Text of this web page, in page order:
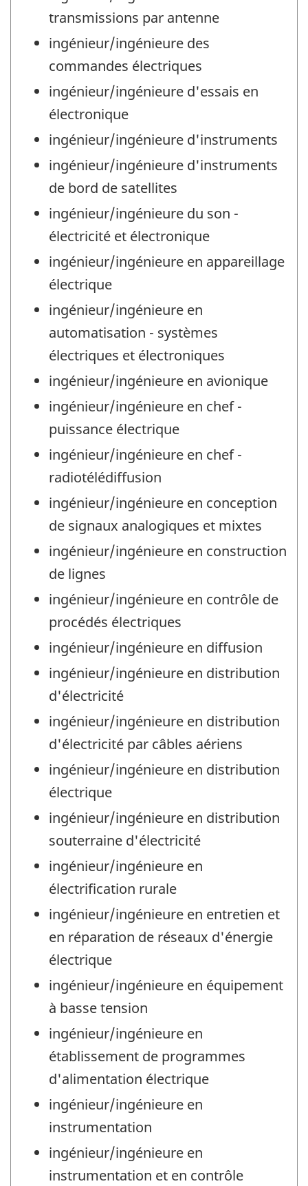
transmissions par antenne
ingénieur/ingénieure des
commandes électriques
ingénieur/ingénieure d'essais en
électronique
ingénieur/ingénieure d'instruments
ingénieur/ingénieure d'instruments
de bord de satellites
ingénieur/ingénieure du son -
électricité et électronique
ingénieur/ingénieure en appareillage
électrique
ingénieur/ingénieure en
automatisation - systèmes
électriques et électroniques
ingénieur/ingénieure en avionique
ingénieur/ingénieure en chef -
puissance électrique
ingénieur/ingénieure en chef -
radiotélédiffusion
ingénieur/ingénieure en conception
de signaux analogiques et mixtes
ingénieur/ingénieure en construction
de lignes
ingénieur/ingénieure en contrôle de
procédés électriques
ingénieur/ingénieure en diffusion
ingénieur/ingénieure en distribution
d'électricité
ingénieur/ingénieure en distribution
d'électricité par câbles aériens
ingénieur/ingénieure en distribution
électrique
ingénieur/ingénieure en distribution
souterraine d'électricité
ingénieur/ingénieure en
électrification rurale
ingénieur/ingénieure en entretien et
en réparation de réseaux d'énergie
électrique
ingénieur/ingénieure en équipement
à basse tension
ingénieur/ingénieure en
établissement de programmes
d'alimentation électrique
ingénieur/ingénieure en
instrumentation
ingénieur/ingénieure en
instrumentation et en contrôle